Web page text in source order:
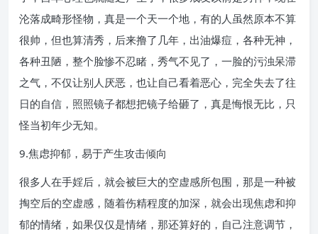
沦落成畸形怪物，真是一个天一个地，有的人虽然原本不算
很帅，但也算清秀，后来撸了几年，出油爆痘，各种无神，
各种丑陋，整个脸惨不忍睹，秀气不见了，一脸的污浊呆滞
之气，不仅让别人厌恶，也让自己看着恶心，完全失去了往
日的自信，照照镜子都想把镜子给砸了，真是悔恨无比，只
怪当初年少无知。
9.焦虑抑郁，易于产生攻击倾向
很多人在手婬后，就会被巨大的空虚感所包围，那是一种被
掏空后的空虚感，随着伤精程度的加深，就会出现焦虑和抑
郁的情绪，如果仅仅是情绪，那还算好的，自己注意调节，